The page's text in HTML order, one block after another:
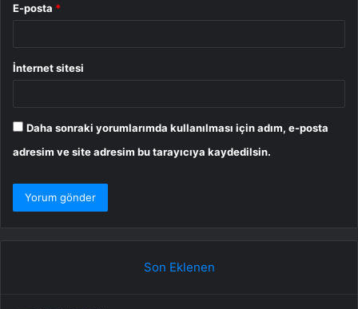
E-posta *
İnternet sitesi
Daha sonraki yorumlarımda kullanılması için adım, e-posta
adresim ve site adresim bu tarayıcıya kaydedilsin.
Son Eklenen